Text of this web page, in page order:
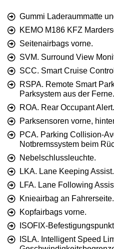
Gummi Laderaummatte
KEMO M186 KFZ
Seitenairbags vorne.
SVM. Surround View
SCC. Smart Cruise
RSPA. Remote Smart
Parksystem aus der Ferne.
ROA. Rear Occupant Alert.
Parksensoren vorne,
PCA. Parking Collision-
Notbremssystem beim
Nebelschlussleuchte.
LKA. Lane Keeping Assist.
LFA. Lane Following
Knieairbag an Fahrerseite.
Kopfairbags vorne.
ISOFIX-
ISLA. Intelligent Speed